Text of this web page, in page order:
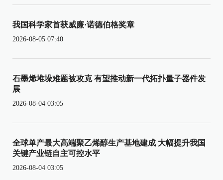
我国科学家首获威廉·诺德伯格奖章
2026-08-05 07:40
石墨烯堆垛难题被攻克 有望推动新一代拓扑量子器件发
展
2026-08-04 03:05
全球单产最大高端聚乙烯醇生产基地建成 大幅提升我国
关键产业链自主可控水平
2026-08-04 03:05